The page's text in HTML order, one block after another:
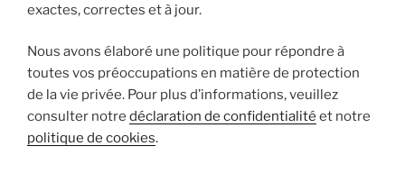
exactes, correctes et à jour.
Nous avons élaboré une politique pour répondre à
toutes vos préoccupations en matière de protection
de la vie privée. Pour plus d’informations, veuillez
consulter notre déclaration de confidentialité et notre
politique de cookies.